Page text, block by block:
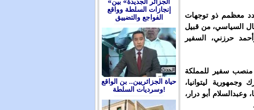
معظمم ذو توجهات
السياسي، من قبيل
حرزني، السفير
منصب سفير للمملكة
ليتوانيا،
وعبدالسلام أبو درار،
إنجازات السلطة وواقع
الفواجع والتضييق
حياة الجزائريين.. بن الواقع
وسرديات السلطة!